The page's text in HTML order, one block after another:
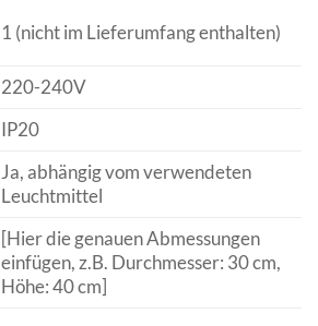
1 (nicht im Lieferumfang enthalten)
220-240V
IP20
Ja, abhängig vom verwendeten
Leuchtmittel
[Hier die genauen Abmessungen
einfügen, z.B. Durchmesser: 30 cm,
Höhe: 40 cm]